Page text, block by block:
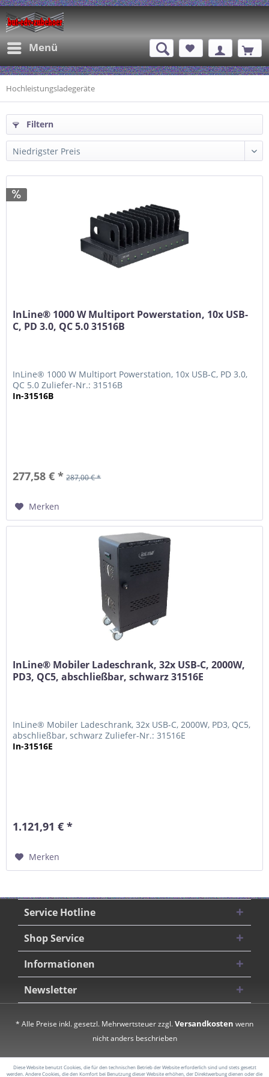
Menü
Hochleistungsladegeräte
Filtern
InLine® 1000 W Multiport Powerstation, 10x USB-
C, PD 3.0, QC 5.0 31516B
InLine® 1000 W Multiport Powerstation, 10x USB-C, PD 3.0,
QC 5.0 Zuliefer-Nr.: 31516B
In-31516B
277,58 € * 287,00 € *
Merken
InLine® Mobiler Ladeschrank, 32x USB-C, 2000W,
PD3, QC5, abschließbar, schwarz 31516E
InLine® Mobiler Ladeschrank, 32x USB-C, 2000W, PD3, QC5,
abschließbar, schwarz Zuliefer-Nr.: 31516E
In-31516E
1.121,91 € *
Merken
Service Hotline
Shop Service
Informationen
Newsletter
* Alle Preise inkl. gesetzl. Mehrwertsteuer zzgl.Versandkosten wenn
nicht anders beschrieben
Diese Website benutzt Cookies, die für den technischen Betrieb der Website erforderlich sind und stets gesetzt
werden. Andere Cookies, die den Komfort bei Benutzung dieser Website erhöhen, der Direktwerbung dienen oder die